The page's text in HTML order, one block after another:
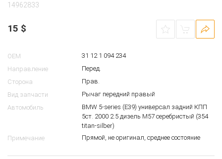
14962833
15 $
OEM
31 12 1 094 234
Направление
Перед.
Сторона
Прав.
Вид запчасти
Рычаг передний правый
Автомобиль
BMW 5-series (E39) универсал задний КПП
5ст. 2000 2.5 дизель M57 серебристый (354
titan-silber)
Примечание
Прямой, не оригинал, среднее состояние